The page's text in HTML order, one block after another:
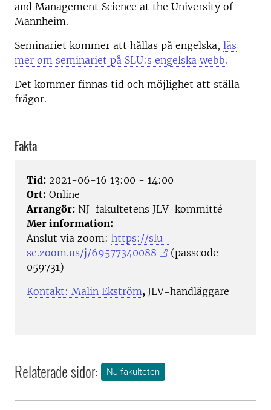
and Management Science at the University of
Mannheim.
Seminariet kommer att hållas på engelska, läs
mer om seminariet på SLU:s engelska webb.
Det kommer finnas tid och möjlighet att ställa
frågor.
Fakta
Tid: 2021-06-16 13:00 - 14:00
Ort: Online
Arrangör: NJ-fakultetens JLV-kommitté
Mer information:
Anslut via zoom: https://slu-
se.zoom.us/j/69577340088
(passcode
059731)
Kontakt: Malin Ekström, JLV-handläggare
Relaterade sidor: NJ-fakulteten